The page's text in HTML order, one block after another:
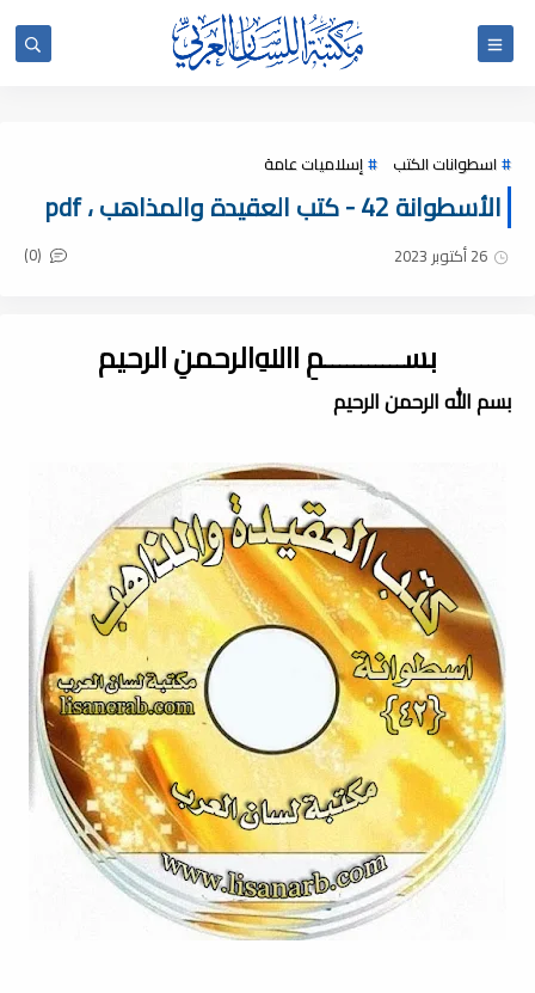
اسطوانات الكتب إسلاميات عامة
الأسطوانة 42 - كتب العقيدة والمذاهب ، pdf
26 أكتوبر 2023 (0)
بســـــــــــمِ اﷲِالرحمنِ الرحيم
بسم الله الرحمن الرحيم